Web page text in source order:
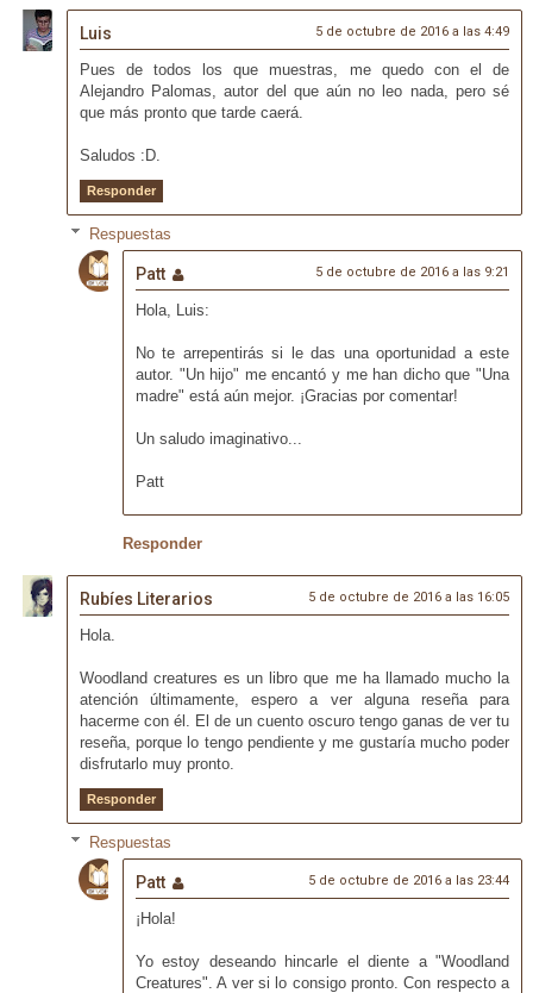
Luis 5 de octubre de 2016 a las 4:49
Pues de todos los que muestras, me quedo con el de
Alejandro Palomas, autor del que aún no leo nada, pero sé
que más pronto que tarde caerá.
Saludos :D.
Responder
Respuestas
Patt 5 de octubre de 2016 a las 9:21
Hola, Luis:
No te arrepentirás si le das una oportunidad a este
autor. "Un hijo" me encantó y me han dicho que "Una
madre" está aún mejor. ¡Gracias por comentar!
Un saludo imaginativo...
Patt
Responder
Rubíes Literarios 5 de octubre de 2016 a las 16:05
Hola.
Woodland creatures es un libro que me ha llamado mucho la
atención últimamente, espero a ver alguna reseña para
hacerme con él. El de un cuento oscuro tengo ganas de ver tu
reseña, porque lo tengo pendiente y me gustaría mucho poder
disfrutarlo muy pronto.
Responder
Respuestas
Patt 5 de octubre de 2016 a las 23:44
¡Hola!
Yo estoy deseando hincarle el diente a "Woodland
Creatures". A ver si lo consigo pronto. Con respecto a